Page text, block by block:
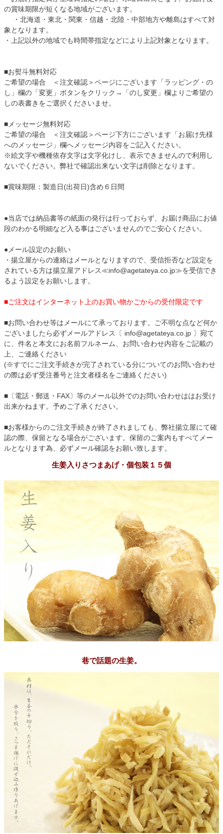
の賞味期限が短くなる地域がございます。
・北海道・東北・関東・信越・北陸・中部地方や離島はすべて対
象となります。
・上記以外の地域でも時間帯指定などにより上記対象となります。
■お熨斗無料対応
ご希望の場合 ＜注文確認＞ページにございます「ラッピング・の
し」欄の「変更」ボタンをクリック→「のし変更」欄よりご希望の
しの表書きをご選択くださいませ。
■メッセージ無料対応
ご希望の場合 ＜注文確認＞ページ下方にございます「お届け先様
へのメッセージ」欄へメッセージ内容をご記入ください。
※絵文字や機種依存文字は文字化けし、表示できませんので利用し
ないでください。弊社で確認出来ない文字は削除となります。
■賞味期限：製造日(出荷日)含め６日間
●当店では納品書等の紙面の発行は行っておらず、お届け商品にお値
段のわかる明細など入る事はございませんのでご安心ください。
●メール設定のお願い
・揚立屋からの連絡はメールとなりますので、受信拒否など設定を
されている方は揚立屋アドレス≪info@agetateya.co.jp≫を受信でき
るよう設定をお願いします。
■ご注文はインターネット上のお買い物かごからの受付限定です
■お問い合わせ等はメールにて承っております。ご不明な点など何か
ございましたら必ずメールアドレス〔 info@agetateya.co.jp 〕宛て
に、件名と本文にお名前フルネーム、お問い合わせ内容をご記載の
上、ご連絡ください
(※すでにご注文手続きが完了されている分についてのお問い合わせ
の際は必ず受注番号と注文者様名をご連絡ください)
■〔電話・郵送・FAX〕等のメール以外でのお問い合わせははお受け
出来かねます。予めご了承ください。
■お客様からのご注文手続きが終了されましても、弊社揚立屋にて確
認の際、保留となる場合がございます。保留のご案内もすべてメー
ルとなります為、必ずメール確認をお願い致します。
生姜入りさつまあげ・個包装１５個
巷で話題の生姜。